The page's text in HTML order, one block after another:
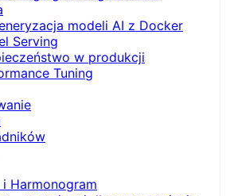
modeli AI z Docker
Serving
w produkcji
Tuning
Harmonogram